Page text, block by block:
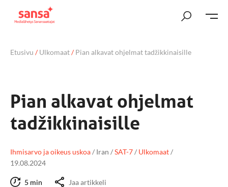
Etusivu /Ulkomaat/Pian alkavat ohjelmat tadžikkinaisille
Pian alkavat ohjelmat
tadžikkinaisille
Ihmisarvo ja oikeus uskoa/ Iran /SAT-7/ Ulkomaat/
19.08.2024
5 min Jaa artikkeli